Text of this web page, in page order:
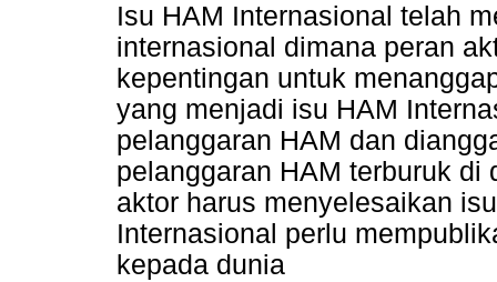
Isu HAM Internasional telah
internasional dimana peran
kepentingan untuk
yang menjadi isu HAM
pelanggaran HAM dan
pelanggaran HAM terburuk
aktor harus menyelesaikan
Internasional perlu
kepada dunia